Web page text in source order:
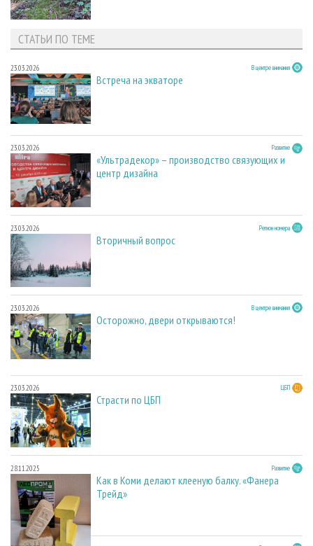
СТАТЬИ ПО ТЕМЕ
23.03.2026 В центре внимания
Встреча на экваторе
23.03.2026 Развитие
«Ультрадекор» – производство связующих и
центр дизайна
23.03.2026 Регион номера
Вторичный вопрос
23.03.2026 В центре внимания
Осторожно, двери открываются!
23.03.2026 ЦБП
Страсти по ЦБП
28.11.2025 Развитие
Как в Коми делают клееную балку. «Фанера
Трейд»